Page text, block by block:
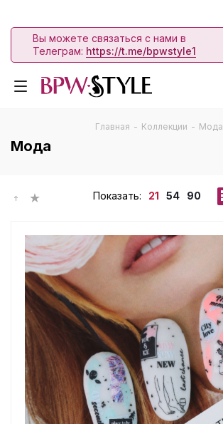
Вы можете связаться с нами в
Телеграм: https://t.me/bpwstyle1
Главная - Коллекции - Мода
Мода
Показать: 21 54 90